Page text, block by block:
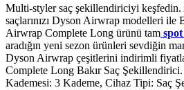
Multi-styler saç şekillendiriciyi keşfedin.
saçlarınızı Dyson Airwrap modelleri ile
Airwrap Complete Long ürünü tam
aradığın yeni sezon ürünleri sevdiğin
Dyson Airwrap çeşitlerini indirimli
Complete Long Bakır Saç
Kademesi: 3 Kademe, Cihaz Tipi: Saç